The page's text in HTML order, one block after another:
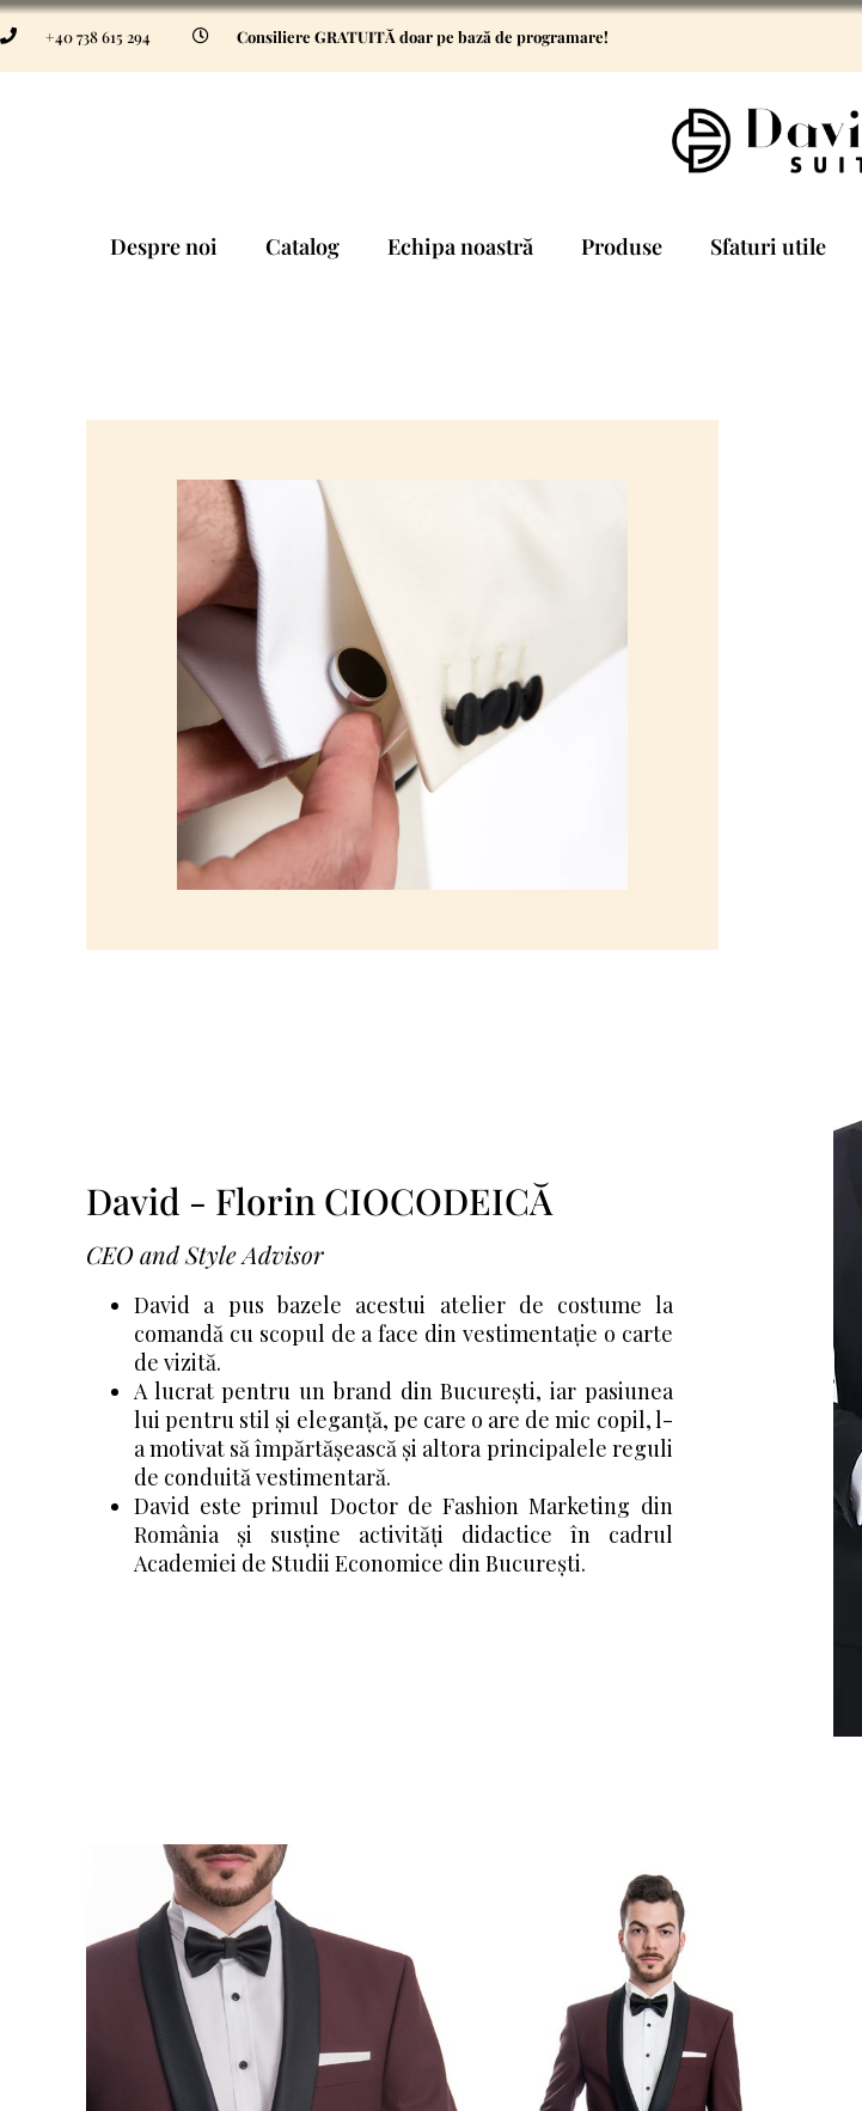
+40 738 615 294 Consiliere GRATUITĂ doar pe bază de programare!
Despre noi Catalog Echipa noastră Produse Sfaturi utile
David - Florin CIOCODEICĂ
CEO and Style Advisor
David a pus bazele acestui atelier de costume la
comandă cu scopul de a face din vestimentație o carte
de vizită.
A lucrat pentru un brand din București, iar pasiunea
lui pentru stil și eleganță, pe care o are de mic copil, l-
a motivat să împărtășească și altora principalele reguli
de conduită vestimentară.
David este primul Doctor de Fashion Marketing din
România și susține activități didactice în cadrul
Academiei de Studii Economice din București.